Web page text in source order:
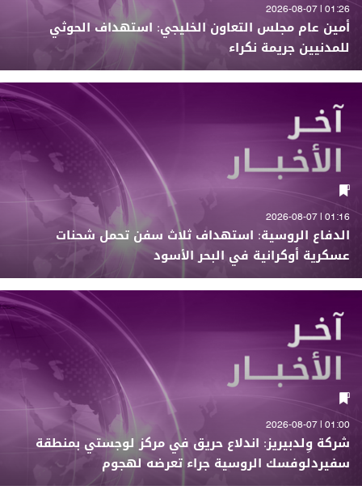
01:26 | 2026-08-07
أمين عام مجلس التعاون الخليجي: استهداف الحوثي
للمدنيين جريمة نكراء
01:16 | 2026-08-07
الدفاع الروسية: استهداف ثلاث سفن تحمل شحنات
عسكرية أوكرانية في البحر الأسود
01:00 | 2026-08-07
شركة وِلدبيريز: اندلاع حريق في مركز لوجستي بمنطقة
سفيردلوفسك الروسية جراء تعرضه لهجوم